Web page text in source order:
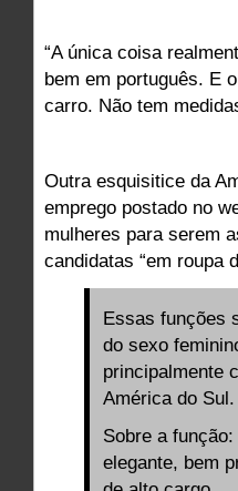
“A única coisa
bem em português. E
carro. Não tem
Outra esquisitice da
emprego postado no
mulheres para serem
candidatas “em roupa
Essas funções
do sexo
principalmente
América do Sul.
Sobre a
elegante, bem